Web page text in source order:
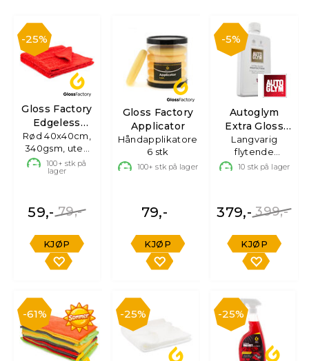
25%
Gloss Factory
Edgeless
Mikrofiberklut
Rød 40x40cm,
340gsm, uten
søm
100+ stk på
lager
79,-
59,-
KJØP
Gloss Factory
Applicator
Håndapplikatorer,
6 stk
100+ stk på lager
79,-
KJØP
5%
Autoglym
Extra Gloss
Protection
Langvarig
flytende
voksbeskyttelse
10 stk på lager
399,-
379,-
KJØP
61% 25% 25%